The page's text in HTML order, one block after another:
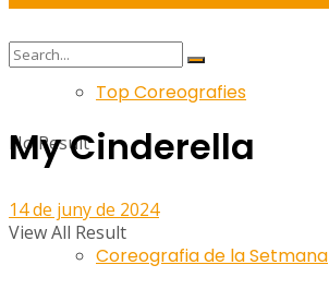
Top Coreografies
Coreografia de la Setmana
No Result
View All Result
My Cinderella
14 de juny de 2024